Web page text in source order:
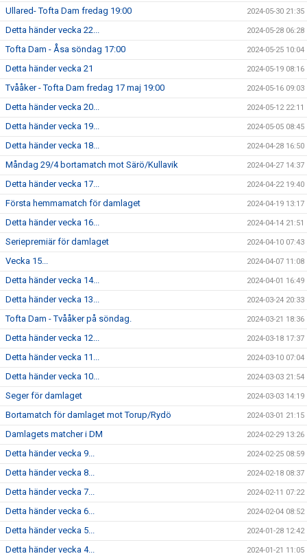
Ullared- Tofta Dam fredag 19:00 2024-05-30 21:35
Detta händer vecka 22... 2024-05-28 06:28
Tofta Dam - Åsa söndag 17:00 2024-05-25 10:04
Detta händer vecka 21 2024-05-19 08:16
Tvååker - Tofta Dam fredag 17 maj 19:00 2024-05-16 09:03
Detta händer vecka 20... 2024-05-12 22:11
Detta händer vecka 19... 2024-05-05 08:45
Detta händer vecka 18... 2024-04-28 16:50
Måndag 29/4 bortamatch mot Särö/Kullavik 2024-04-27 14:37
Detta händer vecka 17... 2024-04-22 19:40
Första hemmamatch för damlaget 2024-04-19 13:17
Detta händer vecka 16... 2024-04-14 21:51
Seriepremiär för damlaget 2024-04-10 07:43
Vecka 15... 2024-04-07 11:08
Detta händer vecka 14... 2024-04-01 16:49
Detta händer vecka 13... 2024-03-24 20:33
Tofta Dam - Tvååker på söndag. 2024-03-21 18:36
Detta händer vecka 12... 2024-03-18 17:37
Detta händer vecka 11... 2024-03-10 07:04
Detta händer vecka 10... 2024-03-03 21:54
Seger för damlaget 2024-03-03 14:19
Bortamatch för damlaget mot Torup/Rydö 2024-03-01 21:15
Damlagets matcher i DM 2024-02-29 13:26
Detta händer vecka 9... 2024-02-25 08:59
Detta händer vecka 8... 2024-02-18 08:37
Detta händer vecka 7... 2024-02-11 07:22
Detta händer vecka 6... 2024-02-04 08:52
Detta händer vecka 5... 2024-01-28 12:42
Detta händer vecka 4... 2024-01-21 11:05